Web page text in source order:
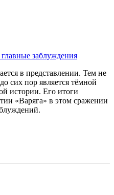
заблуждения
в представлении. Тем не
сих пор является тёмной
истории. Его итоги
«Варяга» в этом сражении